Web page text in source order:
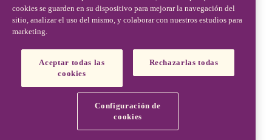
Continua (CRRT)
Conjunto de Filtros y Catéteres
Soporte Avanzado & Educación
Medical Affairs
Contacte con Medical Affairs
Vantive is a trademark of Vantive Health LLC or its affiliates.
cookies se guarden en su dispositivo para mejorar la navegación del
sitio, analizar el uso del mismo, y colaborar con nuestros estudios para
marketing.
Aceptar todas las
cookies
Rechazarlas todas
Configuración de
cookies